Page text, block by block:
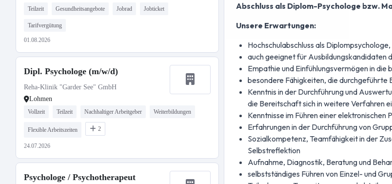
Teilzeit Gesundheitsangebote Jobrad Jobticket
Tarifvergütung
01.08.2026
Dipl. Psychologe (m/w/d)
Reha-Klinik "Garder See" GmbH
Lohmen
Vollzeit Teilzeit Nachhaltiger Arbeitgeber Weiterbildungen
Flexible Arbeitszeiten 2
24.07.2026
Psychologe / Psychotherapeut